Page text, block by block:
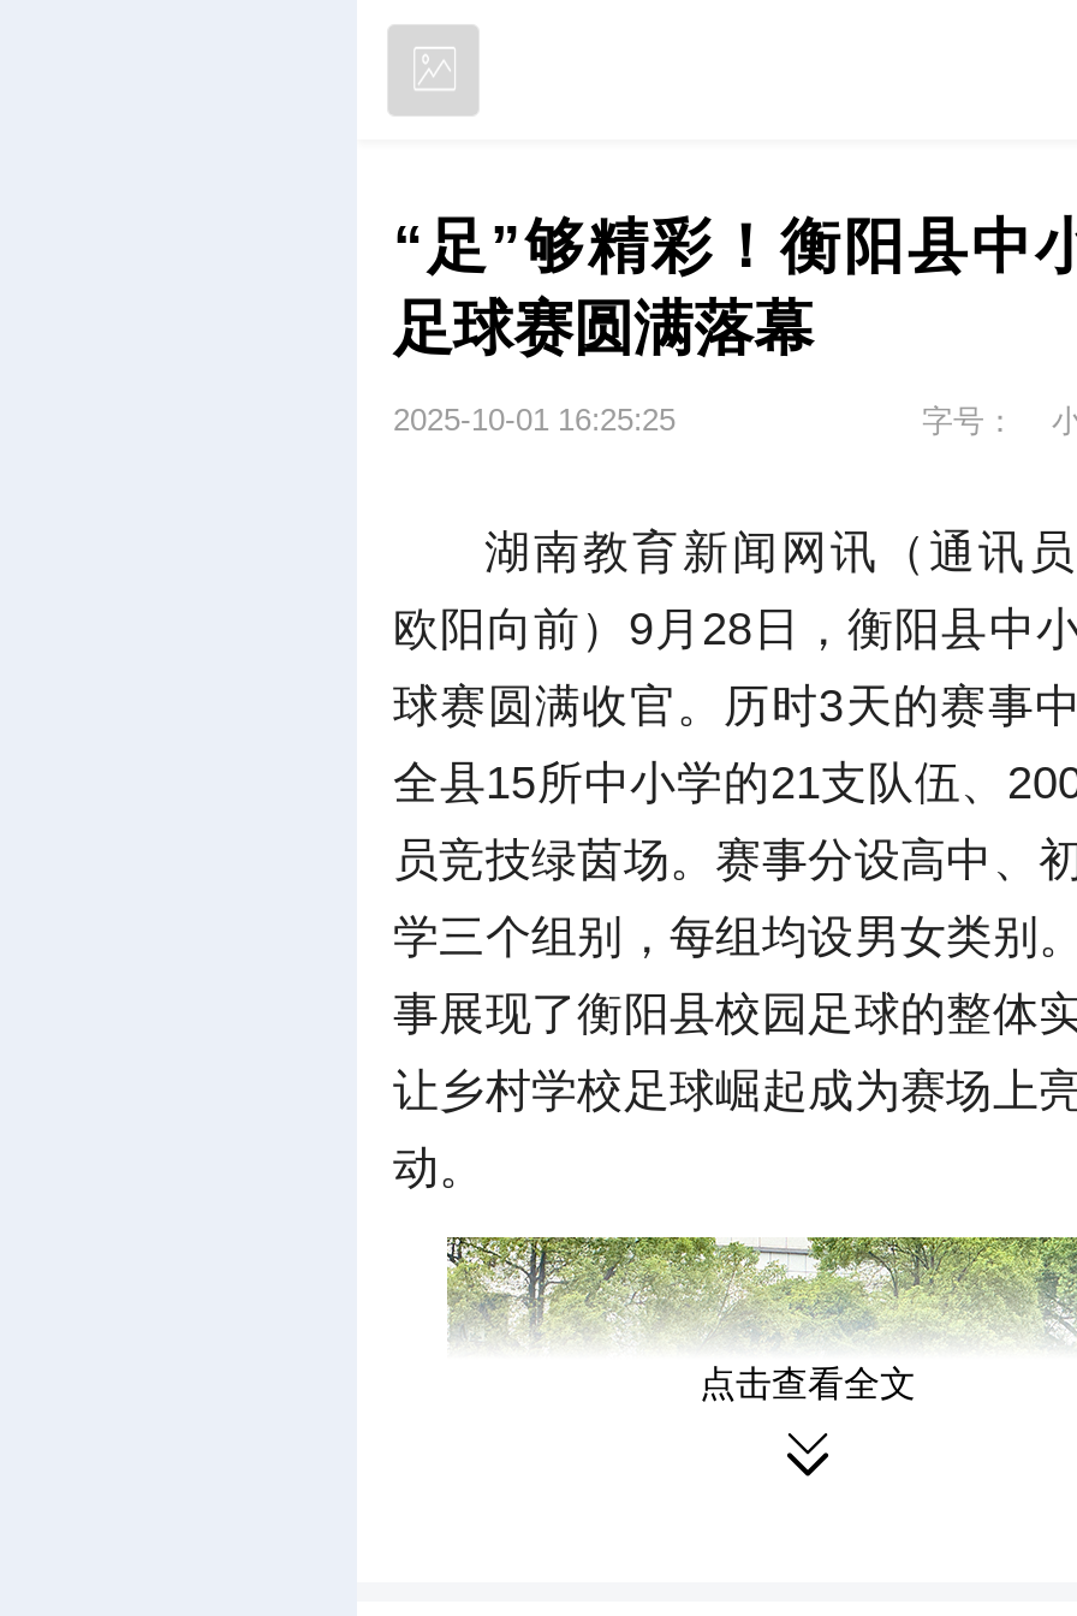
“足”够精彩！衡阳县中
足球赛圆满落幕
2025-10-01 16:25:25 字号：
湖南教育新闻网讯（通讯
欧阳向前）9月28日，衡阳县中
球赛圆满收官。历时3天的赛事
全县15所中小学的21支队伍、
员竞技绿茵场。赛事分设高中、
学三个组别，每组均设男女类别
事展现了衡阳县校园足球的整体
让乡村学校足球崛起成为赛场上
动。
点击查看全文
